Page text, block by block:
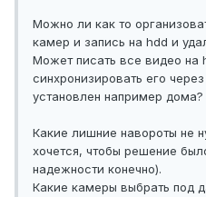
Можно ли как то
камер и запись на hdd и
Может писать все видео на
синхронизировать его
установлен например дома?
Какие лишние навороты не
хочется, чтобы решение
надежности конечно).
Какие камеры выбрать под